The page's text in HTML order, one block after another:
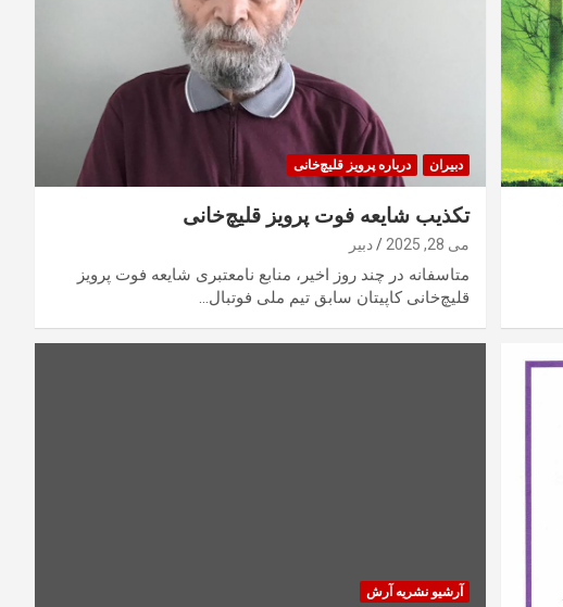
دبیران درباره پرویز قلیچ‌خانی
تکذیب شایعه فوت پرویز قلیچ‌خانی
می 28, 2025 دبیر
متاسفانه در چند روز اخیر، منابع نامعتبری شایعه فوت پرویز
قلیچ‌خانی کاپیتان سابق تیم ملی فوتبال…
آرشیو نشریه آرش